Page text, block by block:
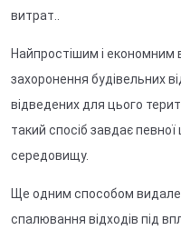
витрат..
Найпростішим і економним
захоронення будівельних
відведених для цього
такий спосіб завдає
середовищу.
Ще одним способом
спалювання відходів під